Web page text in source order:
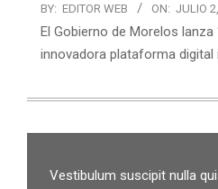
BY: EDITOR WEB ON: JULIO
El Gobierno de Morelos lanza
innovadora plataforma digital
Vestibulum suscipit nulla